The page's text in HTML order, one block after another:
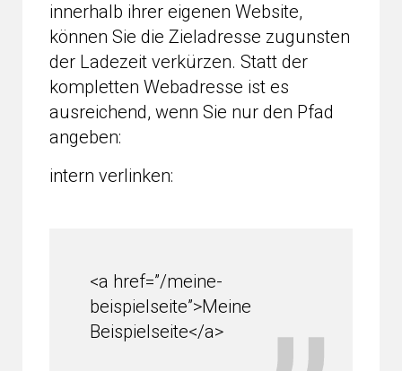
innerhalb ihrer eigenen Website,
können Sie die Zieladresse zugunsten
der Ladezeit verkürzen. Statt der
kompletten Webadresse ist es
ausreichend, wenn Sie nur den Pfad
angeben:
intern verlinken:
<a href=”/meine-
beispielseite”>Meine
Beispielseite</a>